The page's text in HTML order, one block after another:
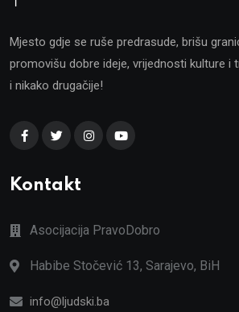
Mjesto gdje se ruše predrasude, brišu
promovišu dobre ideje, vrijednosti kulture i
i nikako drugačije!
Kontakt
Asocijacija PravoDobro
Habibe Stočević 13, Sarajevo, BiH
info@ljudski.ba